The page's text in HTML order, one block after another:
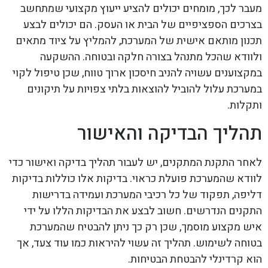
מעבר לכך, מומחים יכולים להציע ייעוץ מקצועי שמתחשב
בצרכים הספציפיים של הבית או העסק. הם יכולים לבצע
תכנון מותאם אישית של המערכת, להמליץ על ציוד מתאים
ולוודא שהכל מתנהל בצורה חלקה ובטוחה. ההשקעה
במקצוענים עשויה להניב חיסכון ארוך טווח, שכן טיפול לקוי
במערכת עלול להוביל להוצאות בלתי צפויות על תיקונים
ותקלות.
תהליך הבדיקה והאישור
לאחר התקנת המתקנים, יש לעבור תהליך בדיקה ואישור כדי
לוודא שהמערכת פועלת כראוי. בדיקות אלו כוללות בדיקות
דליפה, תפקוד של כל רכיבי המערכת ועמידה בדרישות
התקנים הנדרשים. חשוב לבצע את הבדיקות הללו על ידי
איש מקצוע מוסמך, שכן רק כך ניתן להבטיח שהמערכת
בטוחה לשימוש. תהליך זה עשוי להיראות כמו עוד צעד, אך
הוא קרדינלי להבטחת הבטיחות.